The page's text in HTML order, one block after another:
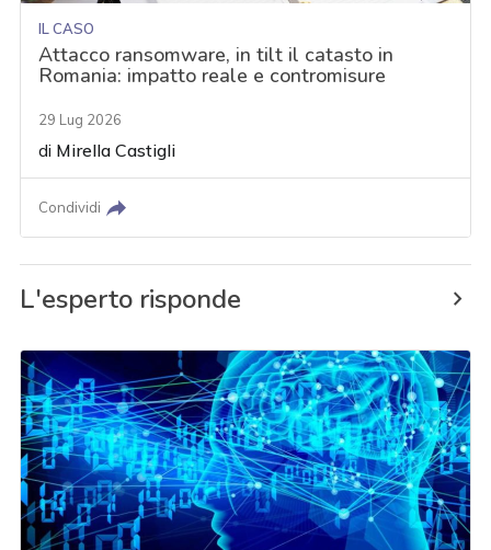
IL CASO
Attacco ransomware, in tilt il catasto in
Romania: impatto reale e contromisure
29 Lug 2026
di Mirella Castigli
Condividi
L'esperto risponde